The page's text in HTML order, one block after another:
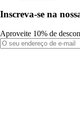
Inscreva-se na
Aproveite 10% de